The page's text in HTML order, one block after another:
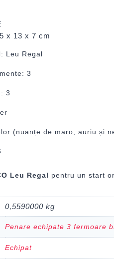
x 13 x 7 cm
Leu Regal
3
3
(nuanțe de maro, auriu și
Leu Regal pentru un start
0,5590000 kg
Penare echipate 3 fermoare
Echipat